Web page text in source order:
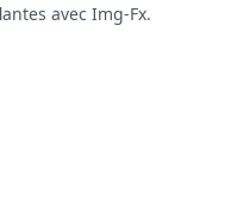
avec Img-Fx.